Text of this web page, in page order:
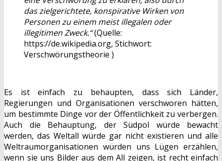
das zielgerichtete, konspirative Wirken von
Personen zu einem meist illegalen oder
illegitimen Zweck.“(Quelle:
https://de.wikipedia.org, Stichwort:
Verschwörungstheorie )
Es ist einfach zu behaupten, dass sich Länder,
Regierungen und Organisationen verschworen hätten,
um bestimmte Dinge vor der Öffentlichkeit zu verbergen.
Auch die Behauptung, der Südpol würde bewacht
werden, das Weltall würde gar nicht existieren und alle
Weltraumorganisationen würden uns Lügen erzählen,
wenn sie uns Bilder aus dem All zeigen, ist recht einfach